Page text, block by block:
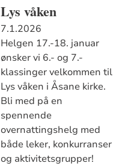
Lys våken
7.1.2026
Helgen 17.-18. januar
ønsker vi 6.- og 7.-
klassinger velkommen til
Lys våken i Åsane kirke.
Bli med på en
spennende
overnattingshelg med
både leker, konkurranser
og aktivitetsgrupper!